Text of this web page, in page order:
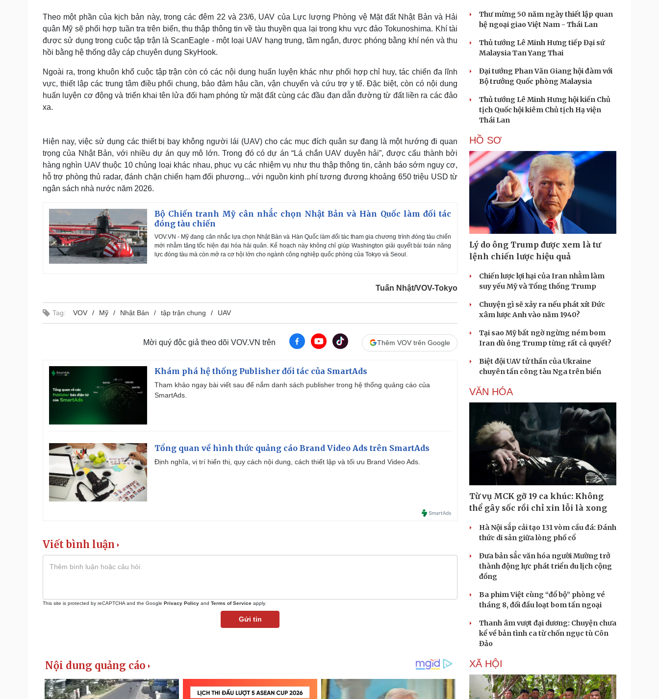
Theo một phần của kịch bản này, trong các đêm 22 và 23/6, UAV của Lực lượng Phòng vệ Mặt đất Nhật Bản và Hải
quân Mỹ sẽ phối hợp tuần tra trên biển, thu thập thông tin về tàu thuyền qua lại trong khu vực đảo Tokunoshima. Khí tài
được sử dụng trong cuộc tập trận là ScanEagle - một loại UAV hạng trung, tầm ngắn, được phóng bằng khí nén và thu
hồi bằng hệ thống dây cáp chuyên dụng SkyHook.
Ngoài ra, trong khuôn khổ cuộc tập trận còn có các nội dung huấn luyện khác như phối hợp chỉ huy, tác chiến đa lĩnh
vực, thiết lập các trung tâm điều phối chung, bảo đảm hậu cần, vận chuyển và cứu trợ y tế. Đặc biệt, còn có nội dung
huấn luyện cơ động và triển khai tên lửa đối hạm phóng từ mặt đất cùng các đầu đạn dẫn đường từ đất liền ra các đảo
xa.
Hiện nay, việc sử dụng các thiết bị bay không người lái (UAV) cho các mục đích quân sự đang là một hướng đi quan
trọng của Nhật Bản, với nhiều dự án quy mô lớn. Trong đó có dự án “Lá chắn UAV duyên hải”, được cấu thành bởi
hàng nghìn UAV thuộc 10 chủng loại khác nhau, phục vụ các nhiệm vụ như thu thập thông tin, cảnh báo sớm nguy cơ,
hỗ trợ phòng thủ radar, đánh chặn chiến hạm đối phương... với nguồn kinh phí tương đương khoảng 650 triệu USD từ
ngân sách nhà nước năm 2026.
Bộ Chiến tranh Mỹ cân nhắc chọn Nhật Bản và Hàn Quốc làm đối tác
đóng tàu chiến
VOV.VN - Mỹ đang cân nhắc lựa chọn Nhật Bản và Hàn Quốc làm đối tác tham gia chương trình đóng tàu chiến
mới nhằm tăng tốc hiện đại hóa hải quân. Kế hoạch này không chỉ giúp Washington giải quyết bài toán năng
lực đóng tàu mà còn mở ra cơ hội lớn cho ngành công nghiệp quốc phòng của Tokyo và Seoul.
Tuấn Nhật/VOV-Tokyo
Tag: VOV Mỹ Nhật Bản tập trận chung UAV
Mời quý độc giả theo dõi VOV.VN trên Thêm VOV trên Google
Khám phá hệ thống Publisher đối tác của SmartAds
Tham khảo ngay bài viết sau để nắm danh sách publisher trong hệ thống quảng cáo của
SmartAds.
Tổng quan về hình thức quảng cáo Brand Video Ads trên SmartAds
Định nghĩa, vị trí hiển thị, quy cách nội dung, cách thiết lập và tối ưu Brand Video Ads.
Viết bình luận
This site is protected by reCAPTCHA and the Google Privacy Policy and Terms of Service apply.
Gửi tin
Thư mừng 50 năm ngày thiết lập quan
hệ ngoại giao Việt Nam - Thái Lan
Thủ tướng Lê Minh Hưng tiếp Đại sứ
Malaysia Tan Yang Thai
Đại tướng Phan Văn Giang hội đàm với
Bộ trưởng Quốc phòng Malaysia
Thủ tướng Lê Minh Hưng hội kiến Chủ
tịch Quốc hội kiêm Chủ tịch Hạ viện
Thái Lan
HỒ SƠ
Lý do ông Trump được xem là tư
lệnh chiến lược hiệu quả
Chiến lược lợi hại của Iran nhằm làm
suy yếu Mỹ và Tổng thống Trump
Chuyện gì sẽ xảy ra nếu phát xít Đức
xâm lược Anh vào năm 1940?
Tại sao Mỹ bất ngờ ngừng ném bom
Iran dù ông Trump từng rất cả quyết?
Biệt đội UAV tử thần của Ukraine
chuyên tấn công tàu Nga trên biển
VĂN HÓA
Từ vụ MCK gỡ 19 ca khúc: Không
thể gây sốc rồi chỉ xin lỗi là xong
Hà Nội sắp cải tạo 131 vòm cầu đá: Đánh
thức di sản giữa lòng phố cổ
Đưa bản sắc văn hóa người Mường trở
thành động lực phát triển du lịch cộng
đồng
Ba phim Việt cùng “đổ bộ” phòng vé
tháng 8, đối đầu loạt bom tấn ngoại
Thanh âm vượt đại dương: Chuyện chưa
kể về bản tình ca từ chốn ngục tù Côn
Đảo
XÃ HỘI